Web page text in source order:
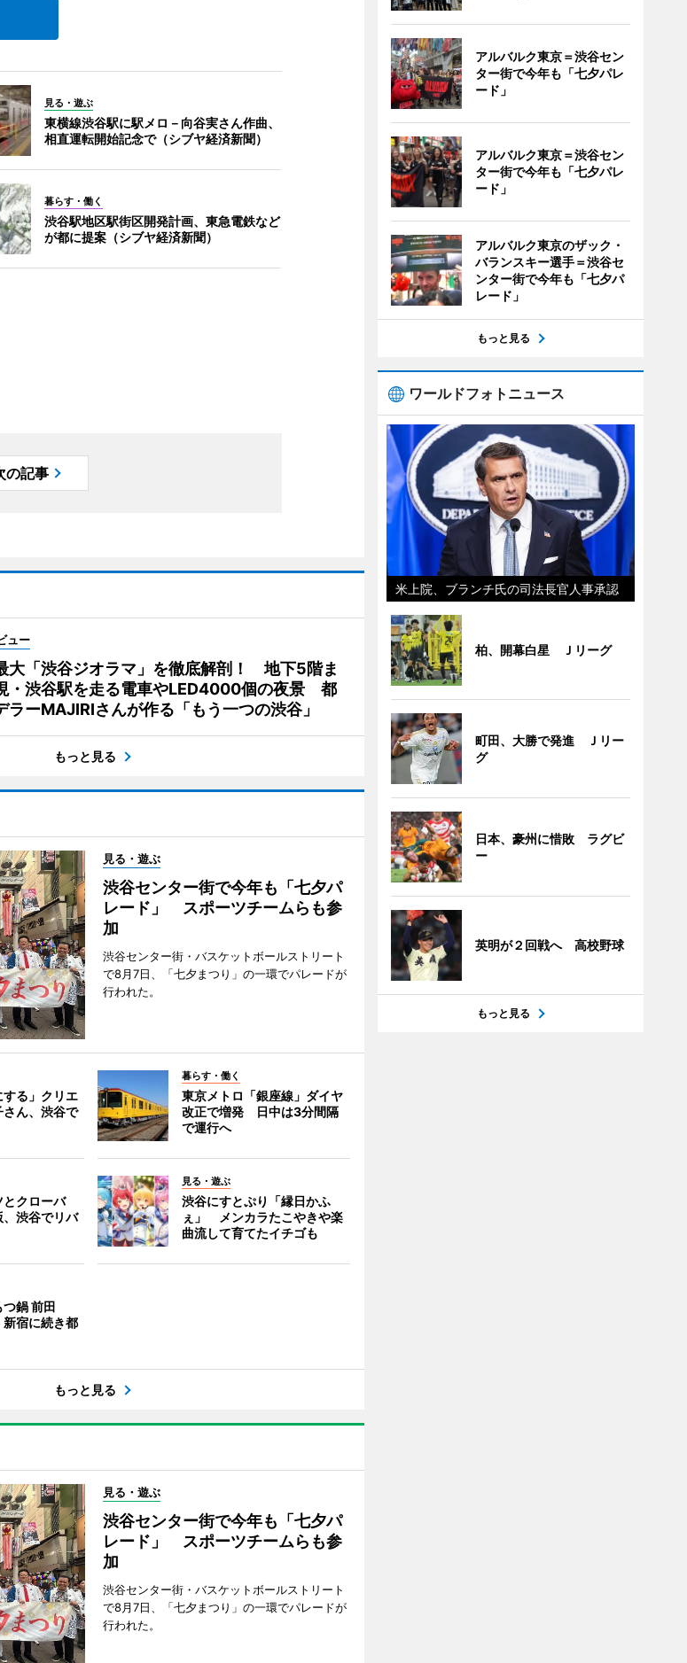
見る・遊ぶ
東横線渋谷駅に駅メロ－向谷実さん作曲、
相直運転開始記念で（シブヤ経済新聞）
暮らす・働く
渋谷駅地区駅街区開発計画、東急電鉄など
が都に提案（シブヤ経済新聞）
の記事
ュー
大「渋谷ジオラマ」を徹底解剖！ 地下5階ま
・渋谷駅を走る電車やLED4000個の夜景 都
ラーMAJIRIさんが作る「もう一つの渋谷」
もっと見る
見る・遊ぶ
渋谷センター街で今年も「七夕パ
レード」 スポーツチームらも参
加
渋谷センター街・バスケットボールストリート
で8月7日、「七夕まつり」の一環でパレードが
行われた。
する」クリエ
ん、渋谷で
暮らす・働く
東京メトロ「銀座線」ダイヤ
改正で増発 日中は3分間隔
で運行へ
クローバ
渋谷でリバ
見る・遊ぶ
渋谷にすとぷり「縁日かふ
ぇ」 メンカラたこやきや楽
曲流して育てたイチゴも
鍋 前田
宿に続き都
もっと見る
見る・遊ぶ
渋谷センター街で今年も「七夕パ
レード」 スポーツチームらも参
加
渋谷センター街・バスケットボールストリート
で8月7日、「七夕まつり」の一環でパレードが
行われた。
アルバルク東京＝渋谷セン
ター街で今年も「七夕パレ
ード」
アルバルク東京＝渋谷セン
ター街で今年も「七夕パレ
ード」
アルバルク東京のザック・
バランスキー選手＝渋谷セ
ンター街で今年も「七夕パ
レード」
もっと見る
ワールドフォトニュース
米上院、ブランチ氏の司法長官人事承認
柏、開幕白星 Ｊリーグ
町田、大勝で発進 Ｊリー
グ
日本、豪州に惜敗 ラグビ
ー
英明が２回戦へ 高校野球
もっと見る